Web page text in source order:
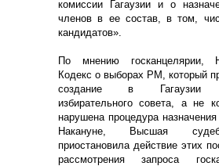
комиссии Гагаузии и о
членов в ее состав, в том,
кандидатов».
По мнению госканцелярии,
Кодекс о выборах РМ, который
создание в Гагаузии
избирательного совета, а не
нарушена процедура назначения
Накануне, Высшая
приостановила действие этих
рассмотрения запроса